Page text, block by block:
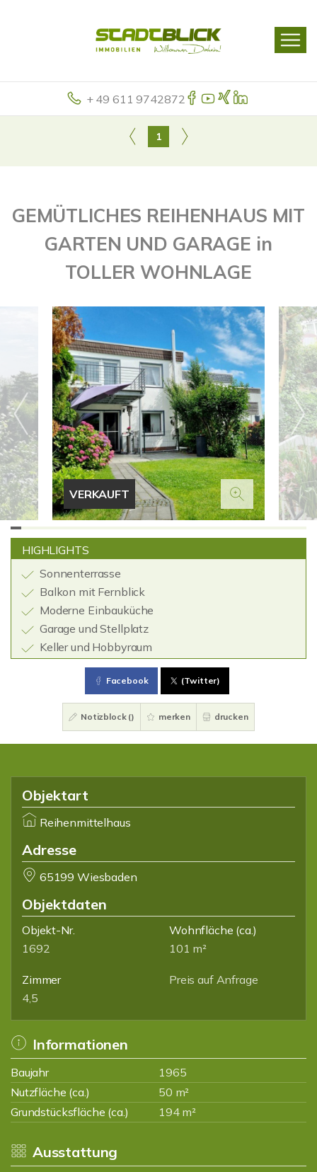
+ 49 611 9742872
1
GEMÜTLICHES REIHENHAUS MIT
GARTEN UND GARAGE in
TOLLER WOHNLAGE
VERKAUFT
HIGHLIGHTS
Sonnenterrasse
Balkon mit Fernblick
Moderne Einbauküche
Garage und Stellplatz
Keller und Hobbyraum
Facebook (Twitter)
Notizblock () merken drucken
Objektart
Reihenmittelhaus
Adresse
65199 Wiesbaden
Objektdaten
Objekt-Nr.
1692
Wohnfläche (ca.)
101 m²
Zimmer
4,5
Preis auf Anfrage
Informationen
Baujahr
1965
Nutzfläche (ca.)
50 m²
Grundstücksfläche (ca.)
194 m²
Ausstattung